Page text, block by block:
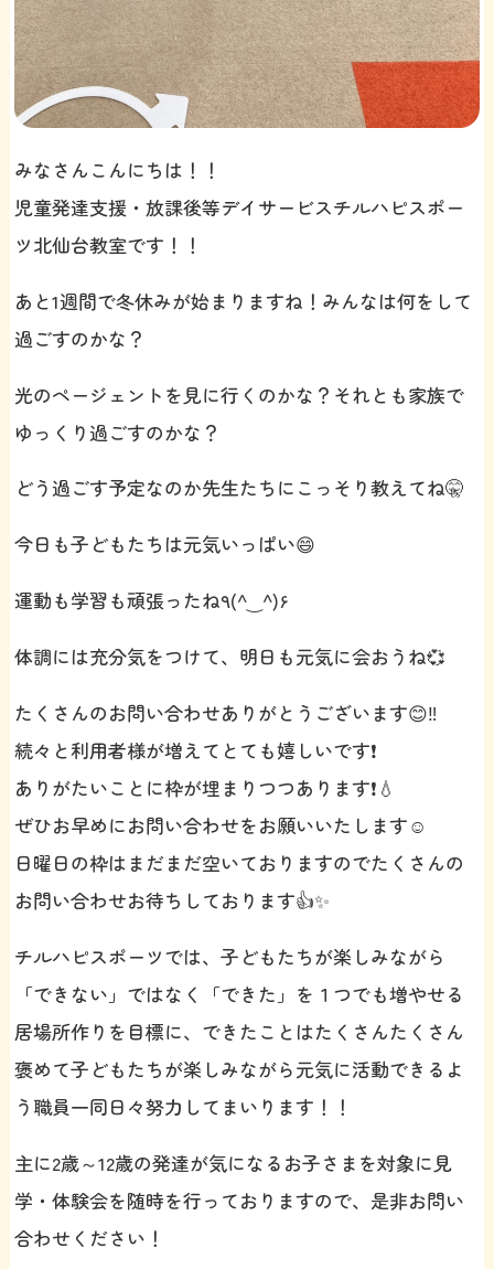
みなさんこんにちは！！
児童発達支援・放課後等デイサービスチルハピスポー
ツ北仙台教室です！！
あと1週間で冬休みが始まりますね！みんなは何をして
過ごすのかな？
光のページェントを見に行くのかな？それとも家族で
ゆっくり過ごすのかな？
どう過ごす予定なのか先生たちにこっそり教えてね🤫
今日も子どもたちは元気いっぱい😄
運動も学習も頑張ったね٩(^‿^)۶
体調には充分気をつけて、明日も元気に会おうね💞
たくさんのお問い合わせありがとうございます😊‼️
続々と利用者様が増えてとても嬉しいです❗️
ありがたいことに枠が埋まりつつあります❗️💧
ぜひお早めにお問い合わせをお願いいたします☺️
日曜日の枠はまだまだ空いておりますのでたくさんの
お問い合わせお待ちしております👍✨
チルハピスポーツでは、子どもたちが楽しみながら
「できない」ではなく「できた」を１つでも増やせる
居場所作りを目標に、できたことはたくさんたくさん
褒めて子どもたちが楽しみながら元気に活動できるよ
う職員一同日々努力してまいります！！
主に2歳～12歳の発達が気になるお子さまを対象に見
学・体験会を随時を行っておりますので、是非お問い
合わせください！